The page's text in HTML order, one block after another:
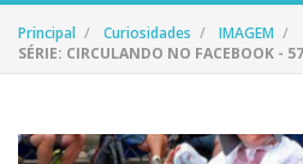
Principal Curiosidades
IMAGEM
SÉRIE: CIRCULANDO NO FACEBOOK -